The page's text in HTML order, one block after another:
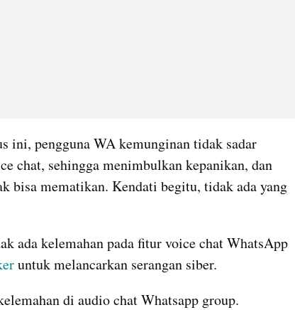
ini, pengguna WA kemunginan tidak sadar
chat, sehingga menimbulkan kepanikan, dan
bisa mematikan. Kendati begitu, tidak ada yang
ada kelemahan pada fitur voice chat WhatsApp
untuk melancarkan serangan siber.
di audio chat Whatsapp group.